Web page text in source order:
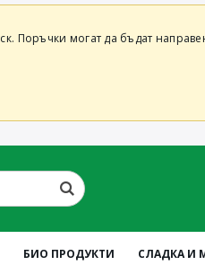
Поръчки могат да бъдат
БИО ПРОДУКТИ СЛАДКА И